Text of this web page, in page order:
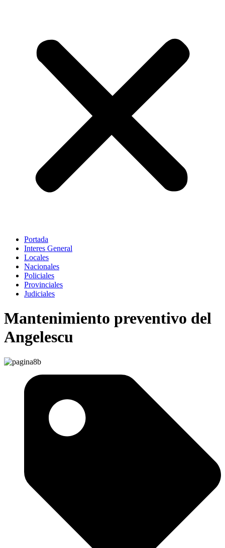
Portada
Interes General
Locales
Nacionales
Policiales
Provinciales
Judiciales
Mantenimiento preventivo del
Angelescu